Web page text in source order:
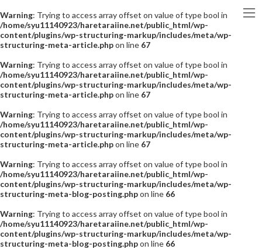
Warning: Trying to access array offset on value of type bool in
/home/syu11140923/haretaraiine.net/public_html/wp-
content/plugins/wp-structuring-markup/includes/meta/wp-
structuring-meta-article.phpon line 67
Warning: Trying to access array offset on value of type bool in
/home/syu11140923/haretaraiine.net/public_html/wp-
content/plugins/wp-structuring-markup/includes/meta/wp-
structuring-meta-article.phpon line 67
Warning: Trying to access array offset on value of type bool in
/home/syu11140923/haretaraiine.net/public_html/wp-
content/plugins/wp-structuring-markup/includes/meta/wp-
structuring-meta-article.phpon line 67
Warning: Trying to access array offset on value of type bool in
/home/syu11140923/haretaraiine.net/public_html/wp-
content/plugins/wp-structuring-markup/includes/meta/wp-
structuring-meta-blog-posting.phpon line 66
Warning: Trying to access array offset on value of type bool in
/home/syu11140923/haretaraiine.net/public_html/wp-
content/plugins/wp-structuring-markup/includes/meta/wp-
structuring-meta-blog-posting.phpon line 66